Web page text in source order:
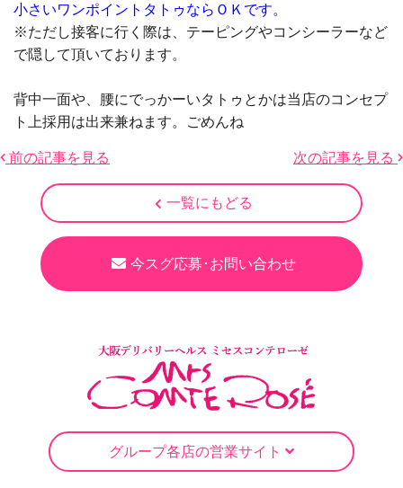
小さいワンポイントタトゥならＯＫです。
※ただし接客に行く際は、テーピングやコンシーラーなど
で隠して頂いております。
背中一面や、腰にでっかーいタトゥとかは当店のコンセプ
ト上採用は出来兼ねます。ごめんね
前の記事を見る 次の記事を見る
一覧にもどる
今スグ応募･お問い合わせ
グループ各店の営業サイト